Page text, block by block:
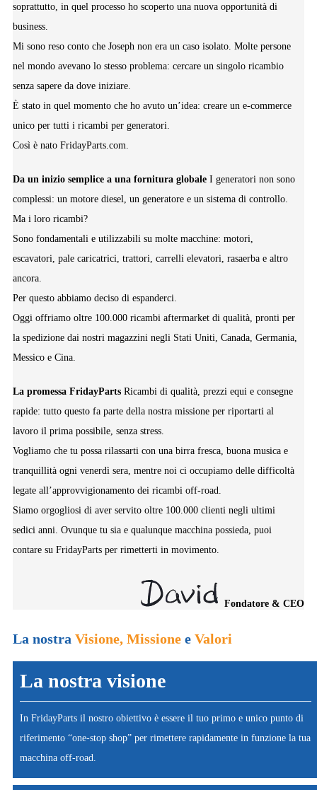
soprattutto, in quel processo ho scoperto una nuova opportunità di
business.
Mi sono reso conto che Joseph non era un caso isolato. Molte persone
nel mondo avevano lo stesso problema: cercare un singolo ricambio
senza sapere da dove iniziare.
È stato in quel momento che ho avuto un’idea: creare un e-commerce
unico per tutti i ricambi per generatori.
Così è nato FridayParts.com.
Da un inizio semplice a una fornitura globale I generatori non sono
complessi: un motore diesel, un generatore e un sistema di controllo.
Ma i loro ricambi?
Sono fondamentali e utilizzabili su molte macchine: motori,
escavatori, pale caricatrici, trattori, carrelli elevatori, rasaerba e altro
ancora.
Per questo abbiamo deciso di espanderci.
Oggi offriamo oltre 100.000 ricambi aftermarket di qualità, pronti per
la spedizione dai nostri magazzini negli Stati Uniti, Canada, Germania,
Messico e Cina.
La promessa FridayParts Ricambi di qualità, prezzi equi e consegne
rapide: tutto questo fa parte della nostra missione per riportarti al
lavoro il prima possibile, senza stress.
Vogliamo che tu possa rilassarti con una birra fresca, buona musica e
tranquillità ogni venerdì sera, mentre noi ci occupiamo delle difficoltà
legate all’approvvigionamento dei ricambi off-road.
Siamo orgogliosi di aver servito oltre 100.000 clienti negli ultimi
sedici anni. Ovunque tu sia e qualunque macchina possieda, puoi
contare su FridayParts per rimetterti in movimento.
Fondatore & CEO
La nostra Visione, Missione e Valori
La nostra visione
In FridayParts il nostro obiettivo è essere il tuo primo e unico punto di
riferimento “one-stop shop” per rimettere rapidamente in funzione la tua
macchina off-road.